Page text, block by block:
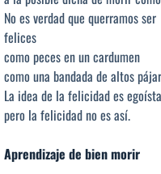
No es verdad que querramos ser
felices
como peces en un cardumen
como una bandada de altos
La idea de la felicidad es egoísta
pero la felicidad no es así.
Aprendizaje de bien morir